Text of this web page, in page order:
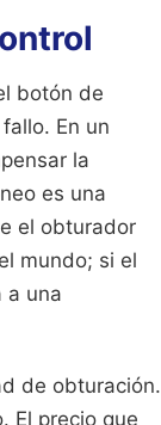
botón de
En un
la
es una
el obturador
mundo; si el
a una
de obturación.
El precio que